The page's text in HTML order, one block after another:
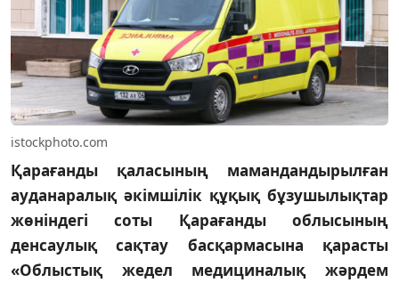
istockphoto.com
Қарағанды қаласының мамандандырылған
ауданаралық әкімшілік құқық бұзушылықтар
жөніндегі соты Қарағанды облысының
денсаулық сақтау басқармасына қарасты
«Облыстық жедел медициналық жәрдем